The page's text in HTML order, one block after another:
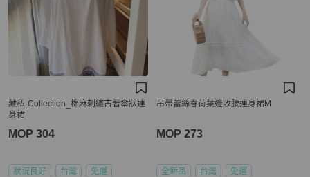
藏私·Collection_棉麻刺繡古著傘狀連
身裙
MOP 304
狀況良好 台灣 免運
吊帶蕾絲春荷葉邊收腰連身裙M
MOP 273
全新品 台灣 免運